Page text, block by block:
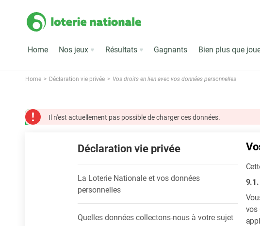
Home Nos jeux Résultats Gagnants Bien plus que
Home Déclaration vie privée Vos droits en lien avec vos données personnelles
Il n'est actuellement pas possible de charger ces données.
Déclaration vie privée
La Loterie Nationale et vos données
personnelles
Quelles données collectons-nous à votre sujet
vos